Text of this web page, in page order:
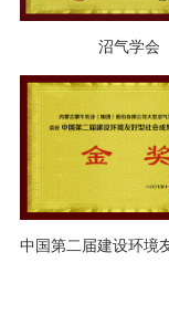
沼气学会